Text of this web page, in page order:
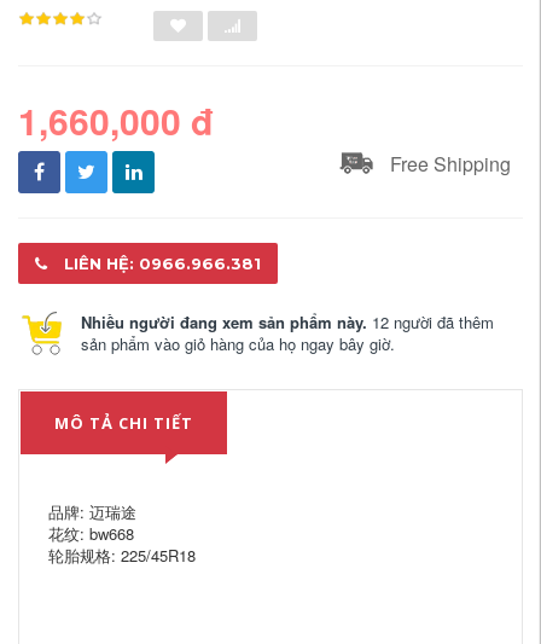
1,660,000 đ
Free Shipping
LIÊN HỆ: 0966.966.381
Nhiều người đang xem sản phẩm này. 12 người đã thêm
sản phẩm vào giỏ hàng của họ ngay bây giờ.
MÔ TẢ CHI TIẾT
品牌: 迈瑞途
花纹: bw668
轮胎规格: 225/45R18